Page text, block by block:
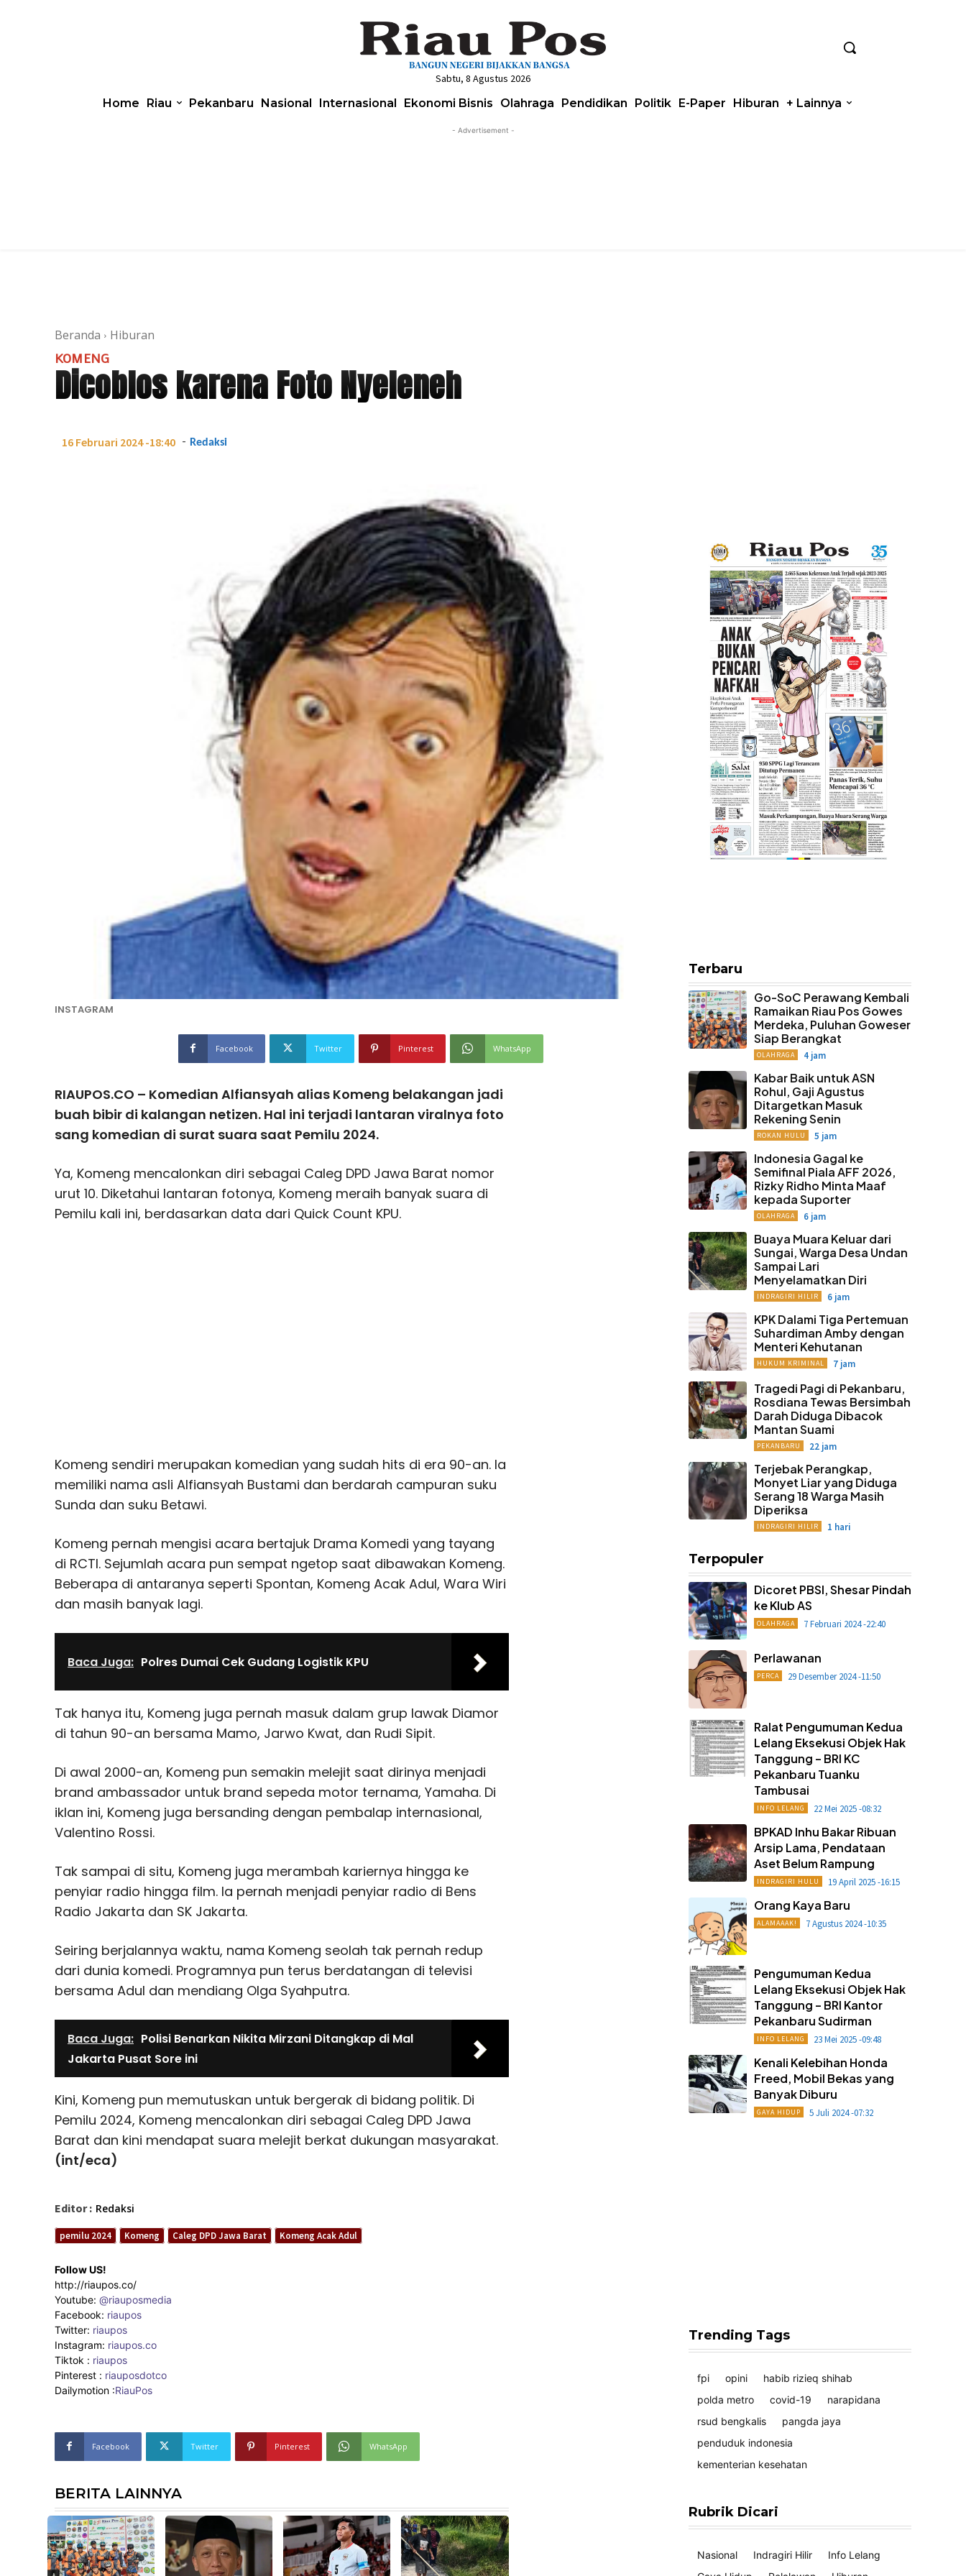
Sabtu, 8 Agustus 2026
Home Riau Pekanbaru Nasional Internasional Ekonomi Bisnis Olahraga Pendidikan Politik E-Paper Hiburan + Lainnya
- Advertisement -
Beranda Hiburan
KOMENG
Dicoblos karena Foto Nyeleneh
16 Februari 2024 -18:40 - Redaksi
INSTAGRAM
Facebook Twitter Pinterest WhatsApp
RIAUPOS.CO – Komedian Alfiansyah alias Komeng belakangan jadi
buah bibir di kalangan netizen. Hal ini terjadi lantaran viralnya foto
sang komedian di surat suara saat Pemilu 2024.
Ya, Komeng mencalonkan diri sebagai Caleg DPD Jawa Barat nomor
urut 10. Diketahui lantaran fotonya, Komeng meraih banyak suara di
Pemilu kali ini, berdasarkan data dari Quick Count KPU.
Komeng sendiri merupakan komedian yang sudah hits di era 90-an. Ia
memiliki nama asli Alfiansyah Bustami dan berdarah campuran suku
Sunda dan suku Betawi.
Komeng pernah mengisi acara bertajuk Drama Komedi yang tayang
di RCTI. Sejumlah acara pun sempat ngetop saat dibawakan Komeng.
Beberapa di antaranya seperti Spontan, Komeng Acak Adul, Wara Wiri
dan masih banyak lagi.
Baca Juga: Polres Dumai Cek Gudang Logistik KPU
Tak hanya itu, Komeng juga pernah masuk dalam grup lawak Diamor
di tahun 90-an bersama Mamo, Jarwo Kwat, dan Rudi Sipit.
Di awal 2000-an, Komeng pun semakin melejit saat dirinya menjadi
brand ambassador untuk brand sepeda motor ternama, Yamaha. Di
iklan ini, Komeng juga bersanding dengan pembalap internasional,
Valentino Rossi.
Tak sampai di situ, Komeng juga merambah kariernya hingga ke
penyiar radio hingga film. Ia pernah menjadi penyiar radio di Bens
Radio Jakarta dan SK Jakarta.
Seiring berjalannya waktu, nama Komeng seolah tak pernah redup
dari dunia komedi. Programnya pun terus berdatangan di televisi
bersama Adul dan mendiang Olga Syahputra.
Baca Juga: Polisi Benarkan Nikita Mirzani Ditangkap di Mal
Jakarta Pusat Sore ini
Kini, Komeng pun memutuskan untuk bergerak di bidang politik. Di
Pemilu 2024, Komeng mencalonkan diri sebagai Caleg DPD Jawa
Barat dan kini mendapat suara melejit berkat dukungan masyarakat.
(int/eca)
Editor : Redaksi
pemilu 2024 Komeng Caleg DPD Jawa Barat Komeng Acak Adul
Follow US!
http://riaupos.co/
Youtube: @riauposmedia
Facebook: riaupos
Twitter: riaupos
Instagram: riaupos.co
Tiktok : riaupos
Pinterest : riauposdotco
Dailymotion :RiauPos
Facebook Twitter Pinterest WhatsApp
BERITA LAINNYA
Terbaru
Go-SoC Perawang Kembali
Ramaikan Riau Pos Gowes
Merdeka, Puluhan Goweser
Siap Berangkat
OLAHRAGA 4 jam
Kabar Baik untuk ASN
Rohul, Gaji Agustus
Ditargetkan Masuk
Rekening Senin
ROKAN HULU 5 jam
Indonesia Gagal ke
Semifinal Piala AFF 2026,
Rizky Ridho Minta Maaf
kepada Suporter
OLAHRAGA 6 jam
Buaya Muara Keluar dari
Sungai, Warga Desa Undan
Sampai Lari
Menyelamatkan Diri
INDRAGIRI HILIR 6 jam
KPK Dalami Tiga Pertemuan
Suhardiman Amby dengan
Menteri Kehutanan
HUKUM KRIMINAL 7 jam
Tragedi Pagi di Pekanbaru,
Rosdiana Tewas Bersimbah
Darah Diduga Dibacok
Mantan Suami
PEKANBARU 22 jam
Terjebak Perangkap,
Monyet Liar yang Diduga
Serang 18 Warga Masih
Diperiksa
INDRAGIRI HILIR 1 hari
Terpopuler
Dicoret PBSI, Shesar Pindah
ke Klub AS
OLAHRAGA 7 Februari 2024 -22:40
Perlawanan
PERCA 29 Desember 2024 -11:50
Ralat Pengumuman Kedua
Lelang Eksekusi Objek Hak
Tanggung – BRI KC
Pekanbaru Tuanku
Tambusai
INFO LELANG 22 Mei 2025 -08:32
BPKAD Inhu Bakar Ribuan
Arsip Lama, Pendataan
Aset Belum Rampung
INDRAGIRI HULU 19 April 2025 -16:15
Orang Kaya Baru
ALAMAAAK! 7 Agustus 2024 -10:35
Pengumuman Kedua
Lelang Eksekusi Objek Hak
Tanggung – BRI Kantor
Pekanbaru Sudirman
INFO LELANG 23 Mei 2025 -09:48
Kenali Kelebihan Honda
Freed, Mobil Bekas yang
Banyak Diburu
GAYA HIDUP 5 Juli 2024 -07:32
Trending Tags
fpi opini
habib rizieq shihab
polda metro
covid-19
narapidana
rsud bengkalis
pangda jaya
penduduk indonesia
kementerian kesehatan
Rubrik Dicari
Nasional Indragiri Hilir
Info Lelang